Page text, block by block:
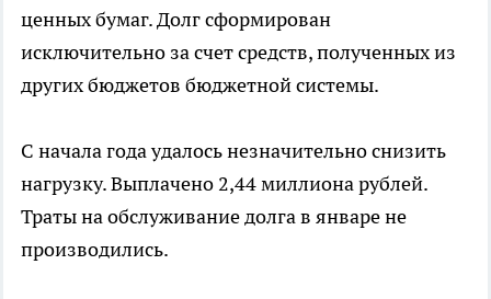
ценных бумаг. Долг сформирован
исключительно за счет средств, полученных из
других бюджетов бюджетной системы.
С начала года удалось незначительно снизить
нагрузку. Выплачено 2,44 миллиона рублей.
Траты на обслуживание долга в январе не
производились.